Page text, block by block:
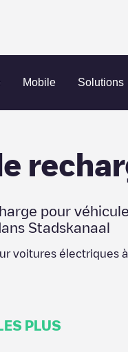
Mobile Solutions
Stadskanaal Stadskanaal
pour
Stadskanaal
voitures électriques à
PLUS